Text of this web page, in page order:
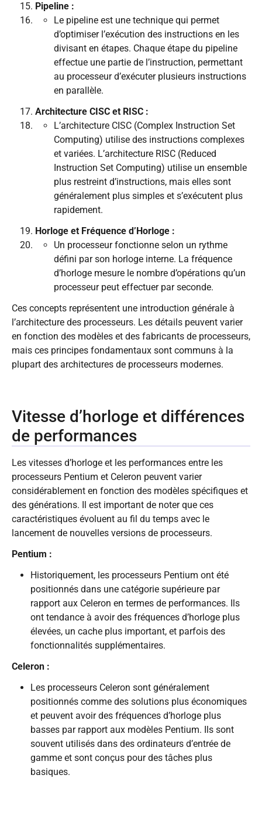
Pipeline :
Le pipeline est une technique qui permet
d’optimiser l’exécution des instructions en les
divisant en étapes. Chaque étape du pipeline
effectue une partie de l’instruction, permettant
au processeur d’exécuter plusieurs instructions
en parallèle.
Architecture CISC et RISC :
L’architecture CISC (Complex Instruction Set
Computing) utilise des instructions complexes
et variées. L’architecture RISC (Reduced
Instruction Set Computing) utilise un ensemble
plus restreint d’instructions, mais elles sont
généralement plus simples et s’exécutent plus
rapidement.
Horloge et Fréquence d’Horloge :
Un processeur fonctionne selon un rythme
défini par son horloge interne. La fréquence
d’horloge mesure le nombre d’opérations qu’un
processeur peut effectuer par seconde.
Ces concepts représentent une introduction générale à
l’architecture des processeurs. Les détails peuvent varier
en fonction des modèles et des fabricants de processeurs,
mais ces principes fondamentaux sont communs à la
plupart des architectures de processeurs modernes.
Vitesse d’horloge et différences
de performances
Les vitesses d’horloge et les performances entre les
processeurs Pentium et Celeron peuvent varier
considérablement en fonction des modèles spécifiques et
des générations. Il est important de noter que ces
caractéristiques évoluent au fil du temps avec le
lancement de nouvelles versions de processeurs.
Pentium :
Historiquement, les processeurs Pentium ont été
positionnés dans une catégorie supérieure par
rapport aux Celeron en termes de performances. Ils
ont tendance à avoir des fréquences d’horloge plus
élevées, un cache plus important, et parfois des
fonctionnalités supplémentaires.
Celeron :
Les processeurs Celeron sont généralement
positionnés comme des solutions plus économiques
et peuvent avoir des fréquences d’horloge plus
basses par rapport aux modèles Pentium. Ils sont
souvent utilisés dans des ordinateurs d’entrée de
gamme et sont conçus pour des tâches plus
basiques.